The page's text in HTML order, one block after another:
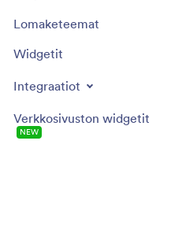
Lomaketeemat
Widgetit
Integraatiot
Verkkosivuston widgetit
UUSI